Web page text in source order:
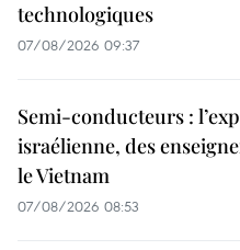
technologiques
07/08/2026 09:37
Semi-conducteurs :
israélienne, des
le Vietnam
07/08/2026 08:53